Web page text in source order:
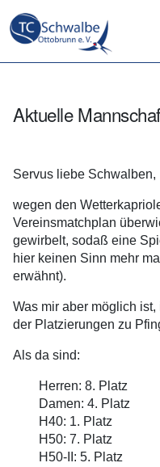
Aktuelle
Servus liebe Schwalben,
wegen den
Vereinsmatchplan
gewirbelt, sodaß eine
hier keinen Sinn mehr
erwähnt).
Was mir aber möglich
der Platzierungen zu
Als da sind:
Herren: 8. Platz
Damen: 4. Platz
H40: 1. Platz
H50: 7. Platz
H50-II: 5. Platz